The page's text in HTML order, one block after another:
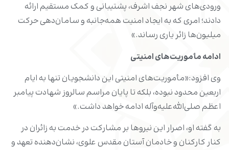
ورودی‌های شهر نجف اشرف، پشتیبانی و کمک مستقیم ارائه
دادند؛ امری که به ایجاد امنیت همه‌جانبه و سامان‌دهی حرکت
میلیون‌ها زائر یاری رساند.»
ادامه مأموریت‌های امنیتی
وی افزود:«مأموریت‌های امنیتی این دانشجویان تنها به ایام
اربعین محدود نبوده، بلکه تا پایان مراسم سالروز شهادت پیامبر
اعظم صلی‌الله‌علیه‌وآله ادامه خواهد داشت.»
به گفته او، اصرار این نیروها بر مشارکت در خدمت به زائران در
کنار کارکنان و خادمان آستان مقدس علوی، نشان‌دهنده تعهد و